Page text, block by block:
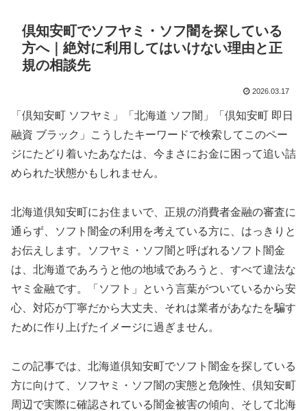
倶知安町でソフヤミ・ソフ闇を探している
方へ｜絶対に利用してはいけない理由と正
規の相談先
2026.03.17
「倶知安町 ソフヤミ」「北海道 ソフ闇」「倶知安町 即日
融資 ブラック」こうしたキーワードで検索してこのペー
ジにたどり着いたあなたは、今まさにお金に困って追い詰
められた状態かもしれません。
北海道倶知安町にお住まいで、正規の消費者金融の審査に
通らず、ソフト闇金の利用を考えている方に、はっきりと
お伝えします。ソフヤミ・ソフ闇と呼ばれるソフト闇金
は、北海道であろうと他の地域であろうと、すべて違法な
ヤミ金融です。「ソフト」という言葉がついているから安
心、対応が丁寧だから大丈夫、それは業者があなたを騙す
ために作り上げたイメージに過ぎません。
この記事では、北海道倶知安町でソフト闇金を探している
方に向けて、ソフヤミ・ソフ闇の実態と危険性、倶知安町
周辺で実際に確認されている闇金被害の傾向、そして北海